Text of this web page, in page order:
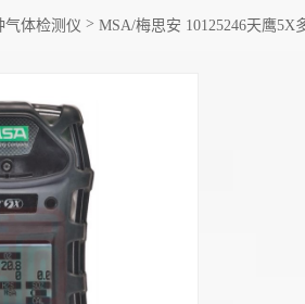
气体检测仪 > MSA/梅思安 10125246天鹰5X